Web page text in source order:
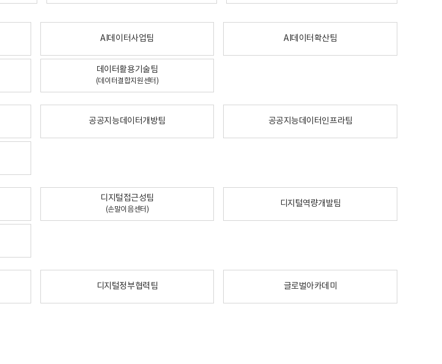
AI데이터사업팀 AI데이터확산팀
데이터활용기술팀
(데이터결합지원센터)
공공지능데이터개방팀 공공지능데이터인프라팀
디지털접근성팀
(손말이음센터)
디지털역량개발팀
디지털정부협력팀 글로벌아카데미